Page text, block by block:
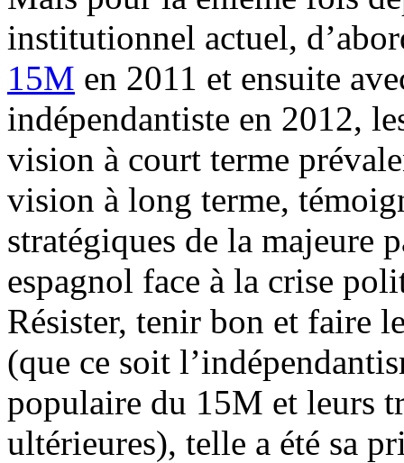
institutionnel actuel,
15M en 2011 et ensuite
indépendantiste en 2012,
vision à court terme
vision à long terme,
stratégiques de la majeure
espagnol face à la crise
Résister, tenir bon et faire
(que ce soit
populaire du 15M et leurs
ultérieures), telle a été sa